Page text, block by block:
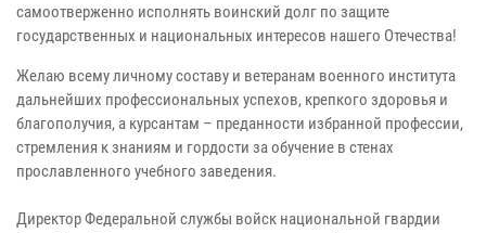
самоотверженно исполнять воинский долг по защите
государственных и национальных интересов нашего Отечества!
Желаю всему личному составу и ветеранам военного института
дальнейших профессиональных успехов, крепкого здоровья и
благополучия, а курсантам – преданности избранной профессии,
стремления к знаниям и гордости за обучение в стенах
прославленного учебного заведения.
Директор Федеральной службы войск национальной гвардии